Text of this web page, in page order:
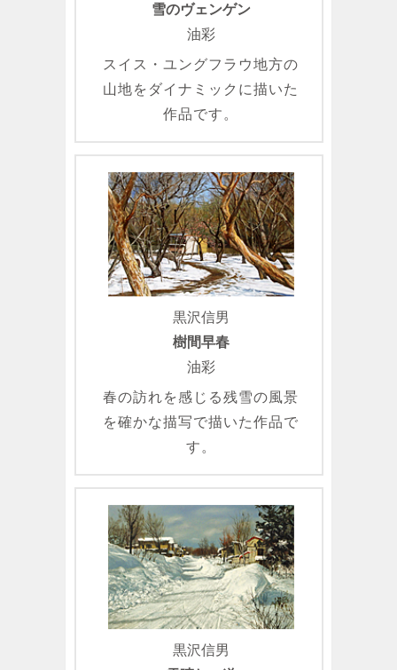
雪のヴェンゲン
油彩
スイス・ユングフラウ地方の
山地をダイナミックに描いた
作品です。
黒沢信男
樹間早春
油彩
春の訪れを感じる残雪の風景
を確かな描写で描いた作品で
す。
黒沢信男